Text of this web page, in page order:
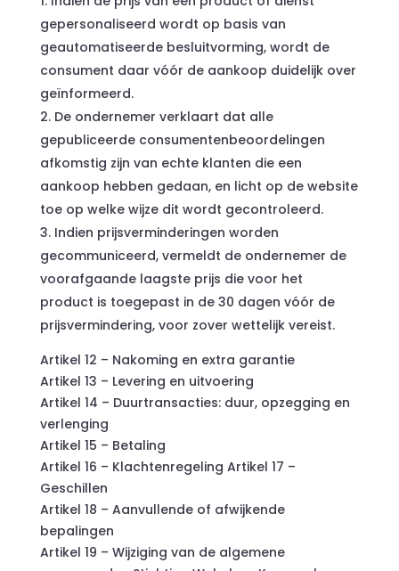
gepersonaliseerd wordt op basis van
geautomatiseerde besluitvorming, wordt de
consument daar vóór de aankoop duidelijk over
geïnformeerd.
De ondernemer verklaart dat alle
gepubliceerde consumentenbeoordelingen
afkomstig zijn van echte klanten die een
aankoop hebben gedaan, en licht op de website
toe op welke wijze dit wordt gecontroleerd.
Indien prijsverminderingen worden
gecommuniceerd, vermeldt de ondernemer de
voorafgaande laagste prijs die voor het
product is toegepast in de 30 dagen vóór de
prijsvermindering, voor zover wettelijk vereist.
Artikel 12 – Nakoming en extra garantie
Artikel 13 – Levering en uitvoering
Artikel 14 – Duurtransacties: duur, opzegging en
verlenging
Artikel 15 – Betaling
Artikel 16 – Klachtenregeling Artikel 17 –
Geschillen
Artikel 18 – Aanvullende of afwijkende
bepalingen
Artikel 19 – Wijziging van de algemene